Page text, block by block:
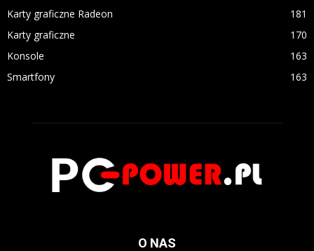
Karty graficzne Radeon
181
Karty graficzne
170
Konsole
163
Smartfony
163
O NAS